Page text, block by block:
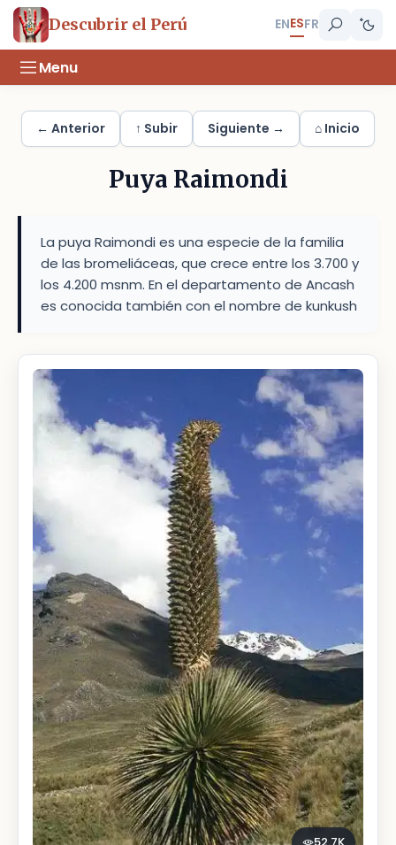
Descubrir el Perú ENESFR
Menu
← Anterior ↑ Subir Siguiente → ⌂ Inicio
Puya Raimondi
La puya Raimondi es una especie de la familia
de las bromeliáceas, que crece entre los 3.700 y
los 4.200 msnm. En el departamento de Ancash
es conocida también con el nombre de kunkush